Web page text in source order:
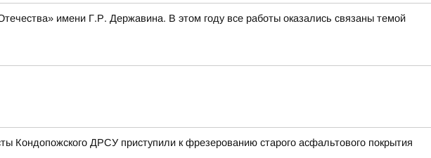
имени Г.Р. Державина. В этом году все работы оказались связаны темой
Кондопожского ДРСУ приступили к фрезерованию старого асфальтового покрытия